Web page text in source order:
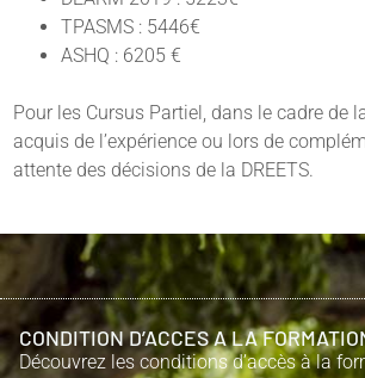
TPASMS : 5446€
ASHQ : 6205 €
Pour les Cursus Partiel, dans le cadre de
acquis de l’expérience ou lors de
attente des décisions de la DREETS.
CONDITION D’ACCES A LA
Découvrez les conditions d’accès à la